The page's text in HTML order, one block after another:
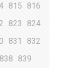
815
816
823
824
831
832
838 839